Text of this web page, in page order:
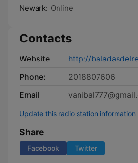
Newark: Online
Contacts
Website
http://
Phone:
2018807606
Email
Update this radio station information
Share
Facebook Twitter